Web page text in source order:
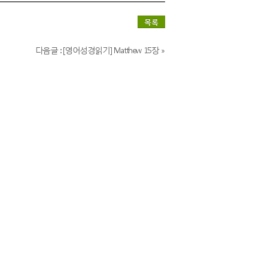
목록
다음글 : [영어성경읽기] Matthew 15장 »